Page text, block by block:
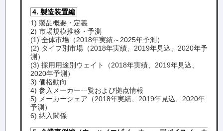
4. 製造装置編
1) 製品概要・定義
2) 市場規模推移・予測
(1) 全体市場（2018年実績～2025年予測）
(2) タイプ別市場（2018年実績、2019年見込、2020年予
測）
(3) 採用用途別ウェイト（2018年実績、2019年見込、
2020年予測）
3) 価格動向
4) 参入メーカー一覧および拠点情報
5) メーカーシェア（2018年実績、2019年見込、2020年
予測）
6) 納入関係